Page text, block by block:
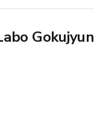
Gokujyun